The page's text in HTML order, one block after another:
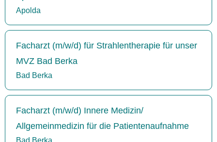
Apolda
Facharzt (m/w/d) für Strahlentherapie für unser
MVZ Bad Berka
Bad Berka
Facharzt (m/w/d) Innere Medizin/
Allgemeinmedizin für die Patientenaufnahme
Bad Berka